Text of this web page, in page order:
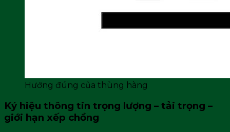
Hướng đúng của thùng hàng
Ký hiệu thông tin trọng lượng – tải trọng –
giới hạn xếp chồng